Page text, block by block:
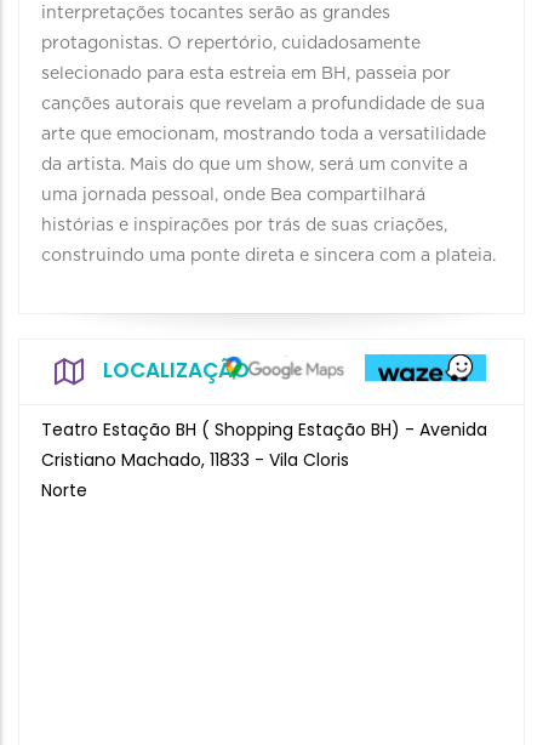
interpretações tocantes serão as grandes
protagonistas. O repertório, cuidadosamente
selecionado para esta estreia em BH, passeia por
canções autorais que revelam a profundidade de sua
arte que emocionam, mostrando toda a versatilidade
da artista. Mais do que um show, será um convite a
uma jornada pessoal, onde Bea compartilhará
histórias e inspirações por trás de suas criações,
construindo uma ponte direta e sincera com a plateia.
LOCALIZAÇÃO
Teatro Estação BH ( Shopping Estação BH) - Avenida
Cristiano Machado, 11833 - Vila Cloris
Norte